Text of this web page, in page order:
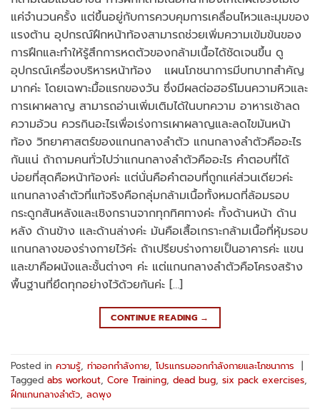
แค่จำนวนครั้ง แต่ขึ้นอยู่กับการควบคุมการเคลื่อนไหวและมุมของ
แรงต้าน อุปกรณ์ฝึกหน้าท้องสามารถช่วยเพิ่มความเข้มข้นของ
การฝึกและทำให้รู้สึกการหดตัวของกล้ามเนื้อได้ชัดเจนขึ้น ดู
อุปกรณ์เครื่องบริหารหน้าท้อง แผนโภชนาการมีบทบาทสำคัญ
มากค่ะ โดยเฉพาะมื้อแรกของวัน ซึ่งมีผลต่อฮอร์โมนความหิวและ
การเผาผลาญ สามารถอ่านเพิ่มเติมได้ในบทความ อาหารเช้าลด
ความอ้วน ควรกินอะไรเพื่อเร่งการเผาผลาญและลดไขมันหน้า
ท้อง วิทยาศาสตร์ของแกนกลางลำตัว แกนกลางลำตัวคืออะไร
กันแน่ ถ้าถามคนทั่วไปว่าแกนกลางลำตัวคืออะไร คำตอบที่ได้
บ่อยที่สุดคือหน้าท้องค่ะ แต่นั่นคือคำตอบที่ถูกแค่ส่วนเดียวค่ะ
แกนกลางลำตัวที่แท้จริงคือกลุ่มกล้ามเนื้อทั้งหมดที่ล้อมรอบ
กระดูกสันหลังและเชิงกรานจากทุกทิศทางค่ะ ทั้งด้านหน้า ด้าน
หลัง ด้านข้าง และด้านล่างค่ะ มันคือเสื้อเกราะกล้ามเนื้อที่หุ้มรอบ
แกนกลางของร่างกายไว้ค่ะ ถ้าเปรียบร่างกายเป็นอาคารค่ะ แขน
และขาคือผนังและชั้นต่างๆ ค่ะ แต่แกนกลางลำตัวคือโครงสร้าง
พื้นฐานที่ยึดทุกอย่างไว้ด้วยกันค่ะ […]
CONTINUE READING →
Posted in ความรู้, ท่าออกกำลังกาย, โปรแกรมออกกำลังกายและโภชนาการ |
Tagged abs workout, Core Training, dead bug, six pack exercises,
ฝึกแกนกลางลำตัว, ลดพุง